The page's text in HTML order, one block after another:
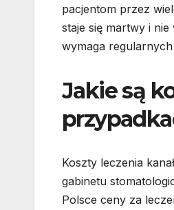
pacjentom przez
staje się martwy i
wymaga
Jakie są
Koszty leczenia
gabinetu
Polsce ceny za